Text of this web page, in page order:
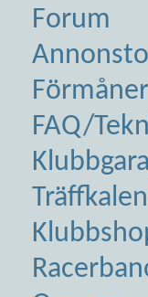
Forum
Förmåner
FAQ/